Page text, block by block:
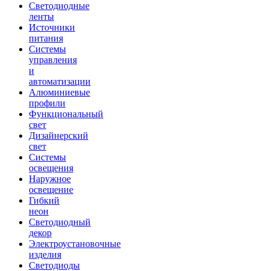
Светодиодные
ленты
Источники
питания
Системы
управления
и
автоматизации
Алюминиевые
профили
Функциональный
свет
Дизайнерский
свет
Системы
освещения
Наружное
освещение
Гибкий
неон
Светодиодный
декор
Электроустановочные
изделия
Светодиоды